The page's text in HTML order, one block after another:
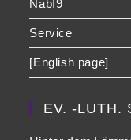
NabI9
Service
[English page]
EV. -LUTH.